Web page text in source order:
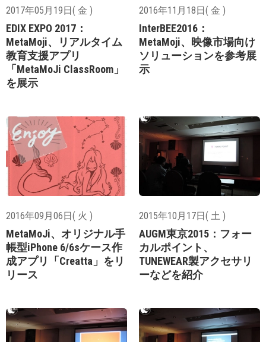
2017年05月19日( 金 )
EDIX EXPO 2017：
MetaMoji、リアルタイム
教育支援アプリ
「MetaMoJi ClassRoom」
を展示
2016年11月18日( 金 )
InterBEE2016：
MetaMoji、映像市場向け
ソリューションを参考展
示
2016年09月06日( 火 )
MetaMoJi、オリジナル手
帳型iPhone 6/6sケース作
成アプリ「Creatta」をリ
リース
2015年10月17日( 土 )
AUGM東京2015：フォー
カルポイント、
TUNEWEAR製アクセサリ
ーなどを紹介